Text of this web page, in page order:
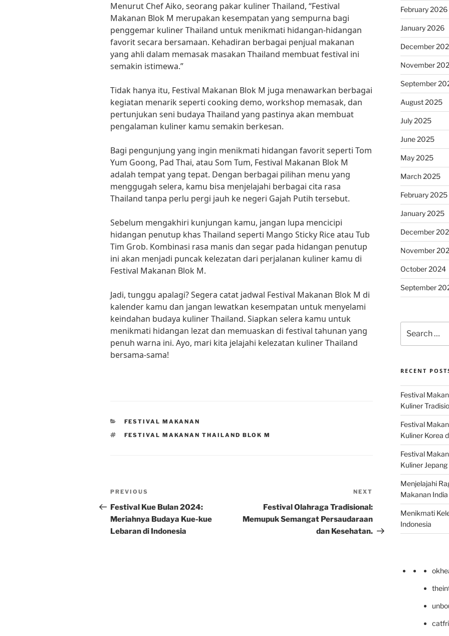
Menurut Chef Aiko, seorang pakar kuliner Thailand, “Festival
Makanan Blok M merupakan kesempatan yang sempurna bagi
penggemar kuliner Thailand untuk menikmati hidangan-hidangan
favorit secara bersamaan. Kehadiran berbagai penjual makanan
yang ahli dalam memasak masakan Thailand membuat festival ini
semakin istimewa.”
Tidak hanya itu, Festival Makanan Blok M juga menawarkan berbagai
kegiatan menarik seperti cooking demo, workshop memasak, dan
pertunjukan seni budaya Thailand yang pastinya akan membuat
pengalaman kuliner kamu semakin berkesan.
Bagi pengunjung yang ingin menikmati hidangan favorit seperti Tom
Yum Goong, Pad Thai, atau Som Tum, Festival Makanan Blok M
adalah tempat yang tepat. Dengan berbagai pilihan menu yang
menggugah selera, kamu bisa menjelajahi berbagai cita rasa
Thailand tanpa perlu pergi jauh ke negeri Gajah Putih tersebut.
Sebelum mengakhiri kunjungan kamu, jangan lupa mencicipi
hidangan penutup khas Thailand seperti Mango Sticky Rice atau Tub
Tim Grob. Kombinasi rasa manis dan segar pada hidangan penutup
ini akan menjadi puncak kelezatan dari perjalanan kuliner kamu di
Festival Makanan Blok M.
Jadi, tunggu apalagi? Segera catat jadwal Festival Makanan Blok M di
kalender kamu dan jangan lewatkan kesempatan untuk menyelami
keindahan budaya kuliner Thailand. Siapkan selera kamu untuk
menikmati hidangan lezat dan memuaskan di festival tahunan yang
penuh warna ini. Ayo, mari kita jelajahi kelezatan kuliner Thailand
bersama-sama!
CATEGORIES
FESTIVAL MAKANAN
TAGS
FESTIVAL MAKANAN THAILAND BLOK M
Post
navigation
Previous
Post
PREVIOUS
Festival Kue Bulan 2024:
Meriahnya Budaya Kue-kue
Lebaran di Indonesia
Post
NEXT
Festival Olahraga Tradisional:
Memupuk Semangat Persaudaraan
dan Kesehatan.
February 2026
January 2026
December
November
September
August 2025
July 2025
June 2025
May 2025
March 2025
February 2025
January 2025
December
November
October 2024
September
for:
RECENT
Festival
Kuliner
Festival
Kuliner Korea
Festival
Kuliner
Menjelajahi
Makanan
Menikmati
Indonesia